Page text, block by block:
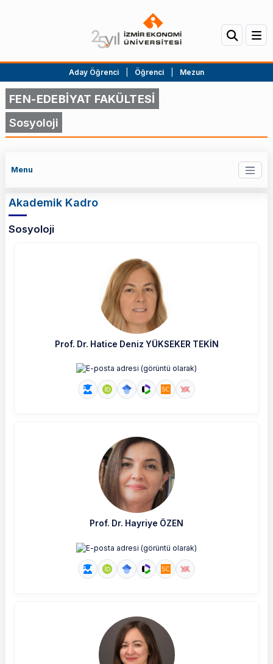
Aday Öğrenci Öğrenci Mezun
FEN-EDEBİYAT FAKÜLTESİ
Sosyoloji
Menu
Akademik Kadro
Sosyoloji
Prof. Dr. Hatice Deniz YÜKSEKER TEKİN
Prof. Dr. Hayriye ÖZEN